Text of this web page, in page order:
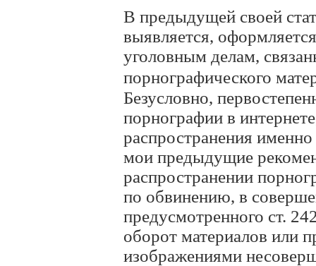
В предыдущей своей
выявляется,
уголовным делам,
порнографического
Безусловно,
порнографии в
распространения
мои предыдущие
распространении
по обвинению, в
предусмотренного ст.
оборот материалов или
изображениями